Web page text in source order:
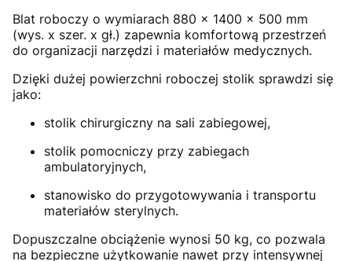
Blat roboczy o wymiarach 880 x 1400 x 500 mm
(wys. x szer. x gł.) zapewnia komfortową przestrzeń
do organizacji narzędzi i materiałów medycznych.
Dzięki dużej powierzchni roboczej stolik sprawdzi się
jako:
stolik chirurgiczny na sali zabiegowej,
stolik pomocniczy przy zabiegach
ambulatoryjnych,
stanowisko do przygotowywania i transportu
materiałów sterylnych.
Dopuszczalne obciążenie wynosi 50 kg, co pozwala
na bezpieczne użytkowanie nawet przy intensywnej